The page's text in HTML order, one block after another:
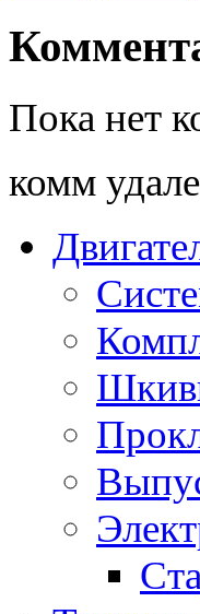
Пока нет
комм